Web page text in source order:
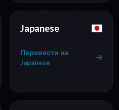
Japanese
Перевести на
Japanese